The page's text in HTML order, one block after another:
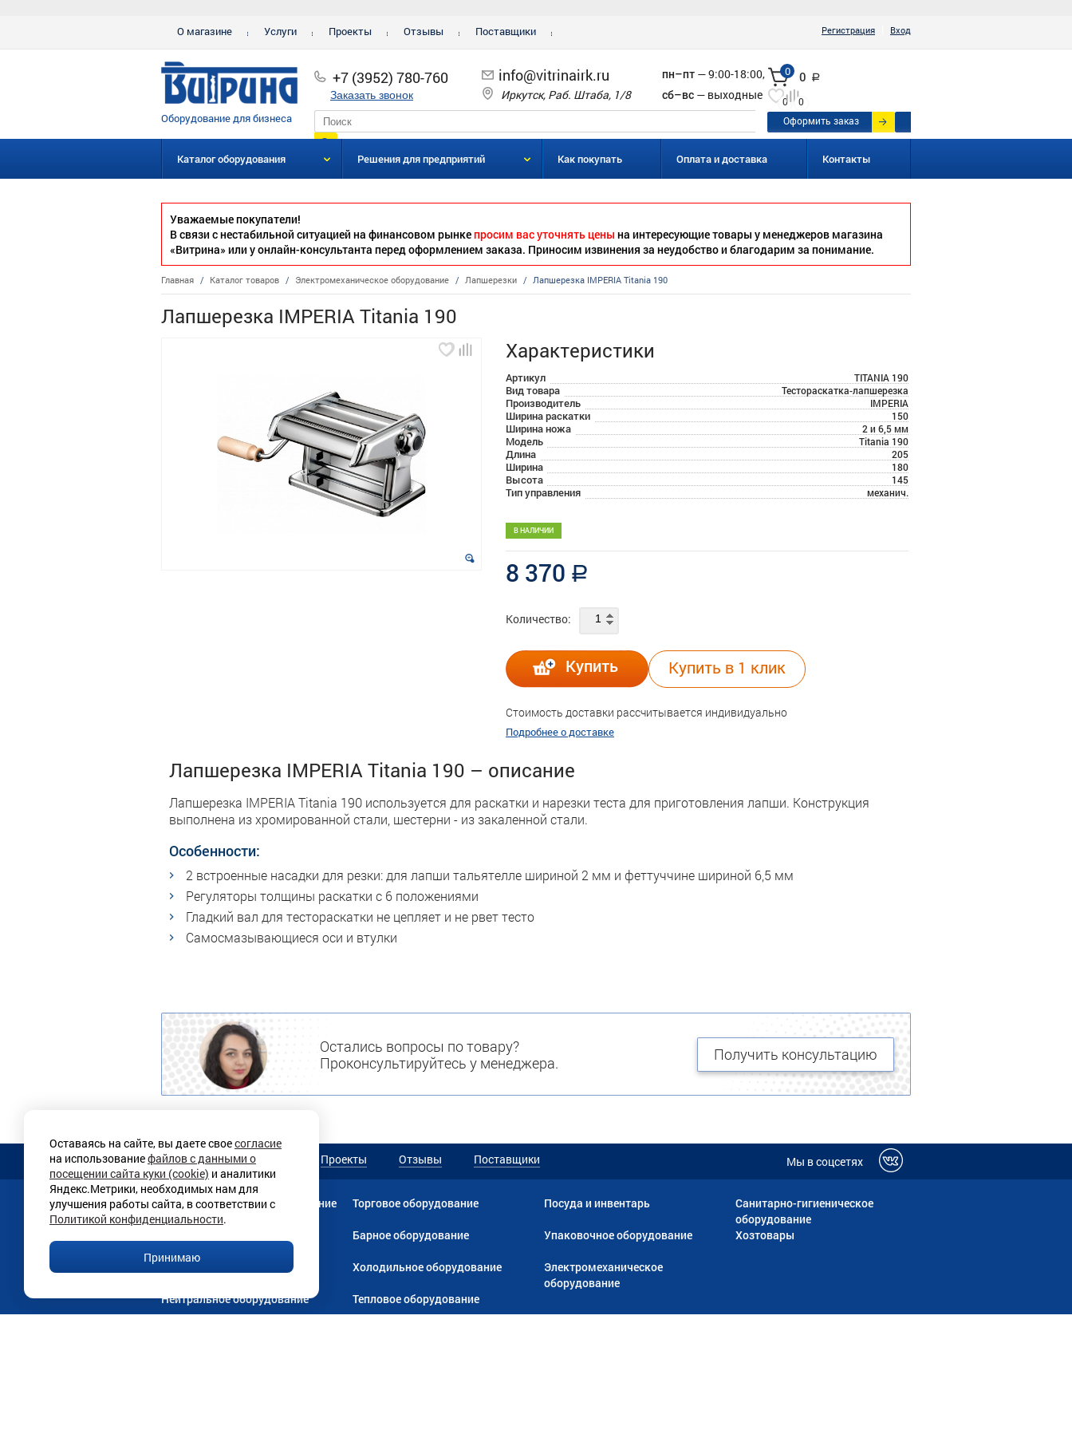
Оставаясь на сайте, вы даете своесогласие
на использованиефайлов с данными о
посещении сайта куки (cookie) и аналитики
Яндекс.Метрики, необходимых нам для
улучшения работы сайта, в соответствии с
Политикой конфиденциальности.
Принимаю
О магазине Услуги Проекты Отзывы Поставщики Регистрация Вход
Оборудование для бизнеса
+7 (3952) 780-760
Заказать звонок
info@vitrinairk.ru
Иркутск, Раб. Штаба, 1/8
пн–пт — 9:00-18:00,
сб–вс — выходные
0 0 a
0
0
Оформить заказ
Каталог оборудования Решения для предприятий Как покупать Оплата и доставка Контакты
Уважаемые покупатели!
В связи с нестабильной ситуацией на финансовом рынкепросим вас уточнять цены на интересующие товары у менеджеров магазина
«Витрина» или у онлайн-консультанта перед оформлением заказа. Приносим извинения за неудобство и благодарим за понимание.
Главная / Каталог товаров / Электромеханическое оборудование / Лапшерезки / Лапшерезка IMPERIA Titania 190
Лапшерезка IMPERIA Titania 190
Характеристики
Артикул TITANIA 190
Вид товара Тестораскатка-лапшерезка
Производитель IMPERIA
Ширина раскатки 150
Ширина ножа 2 и 6,5 мм
Модель Titania 190
Длина 205
Ширина 180
Высота 145
Тип управления механич.
В НАЛИЧИИ
8 370 a
Количество:
Купить Купить в 1 клик
Стоимость доставки рассчитывается индивидуально
Подробнее о доставке
Лапшерезка IMPERIA Titania 190 – описание
Лапшерезка IMPERIA Titania 190 используется для раскатки и нарезки теста для приготовления лапши. Конструкция
выполнена из хромированной стали, шестерни - из закаленной стали.
Особенности:
2 встроенные насадки для резки: для лапши тальятелле шириной 2 мм и феттуччине шириной 6,5 мм
Регуляторы толщины раскатки с 6 положениями
Гладкий вал для тестораскатки не цепляет и не рвет тесто
Самосмазывающиеся оси и втулки
Остались вопросы по товару?
Проконсультируйтесь у менеджера.
Получить консультацию
О магазине Услуги Проекты Отзывы Поставщики Мы в соцсетях
МебельПрачечное оборудование
Линии раздачи
Нейтральное оборудование
Торговое оборудование
Барное оборудование
Холодильное оборудование
Тепловое оборудование
Посуда и инвентарь
Упаковочное оборудование
Электромеханическое
оборудование
Санитарно-гигиеническое
оборудование
Хозтовары